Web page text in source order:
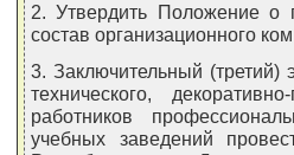
2. Утвердить Положение о
состав организационного
3. Заключительный (третий)
технического,
работников
учебных заведений